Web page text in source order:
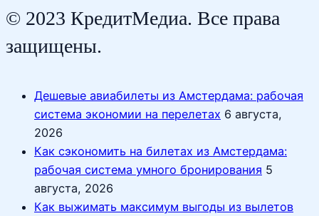
© 2023 КредитМедиа. Все права
защищены.
Дешевые авиабилеты из Амстердама: рабочая
система экономии на перелетах 6 августа,
2026
Как сэкономить на билетах из Амстердама:
рабочая система умного бронирования 5
августа, 2026
Как выжимать максимум выгоды из вылетов